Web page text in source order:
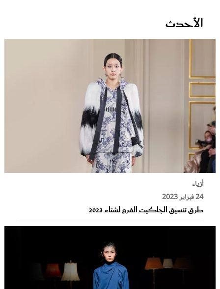
الأحدث
أزياء
24 فبراير 2023
طرق تنسيق الجاكيت الفرو لشتاء 2023
غلاف رفمي